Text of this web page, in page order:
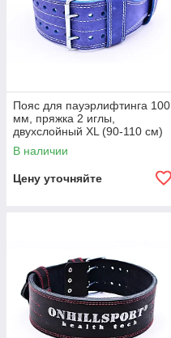
Пояс для пауэрлифтинга 100
мм, пряжка 2 иглы,
двухслойный XL (90-110 см)
В наличии
Цену уточняйте